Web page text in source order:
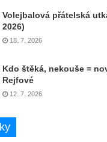
Volejbalová přátelská
2026)
18. 7. 2026
Kdo štěká, nekouše =
Rejfové
12. 7. 2026